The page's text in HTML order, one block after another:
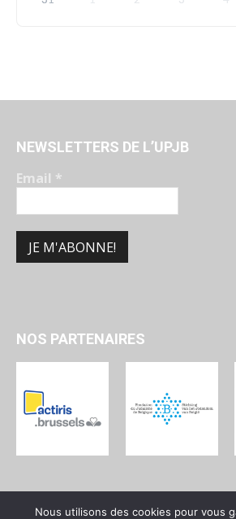
NEWSLETTERS DE L’UPJB
Email *
NOS PARTENAIRES
Nous utilisons des cookies pour vous